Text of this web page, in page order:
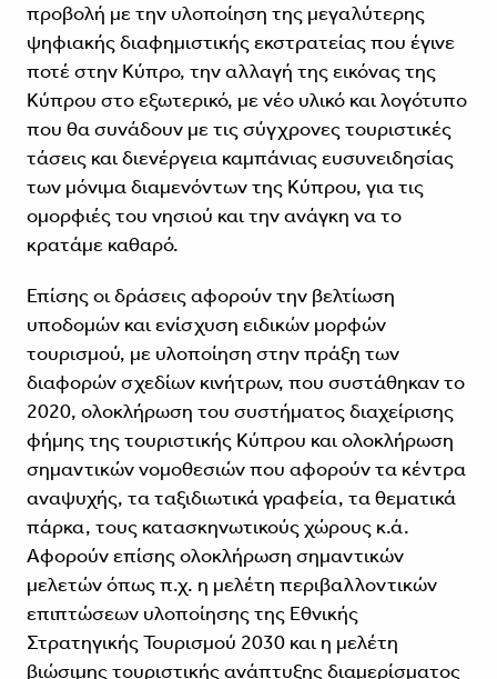
προβολή με την υλοποίηση της μεγαλύτερης
ψηφιακής διαφημιστικής εκστρατείας που έγινε
ποτέ στην Κύπρο, την αλλαγή της εικόνας της
Κύπρου στο εξωτερικό, με νέο υλικό και λογότυπο
που θα συνάδουν με τις σύγχρονες τουριστικές
τάσεις και διενέργεια καμπάνιας ευσυνειδησίας
των μόνιμα διαμενόντων της Κύπρου, για τις
ομορφιές του νησιού και την ανάγκη να το
κρατάμε καθαρό.
Επίσης οι δράσεις αφορούν την βελτίωση
υποδομών και ενίσχυση ειδικών μορφών
τουρισμού, με υλοποίηση στην πράξη των
διαφορών σχεδίων κινήτρων, που συστάθηκαν το
2020, ολοκλήρωση του συστήματος διαχείρισης
φήμης της τουριστικής Κύπρου και ολοκλήρωση
σημαντικών νομοθεσιών που αφορούν τα κέντρα
αναψυχής, τα ταξιδιωτικά γραφεία, τα θεματικά
πάρκα, τους κατασκηνωτικούς χώρους κ.ά.
Αφορούν επίσης ολοκλήρωση σημαντικών
μελετών όπως π.χ. η μελέτη περιβαλλοντικών
επιπτώσεων υλοποίησης της Εθνικής
Στρατηγικής Τουρισμού 2030 και η μελέτη
βιώσιμης τουριστικής ανάπτυξης διαμερίσματος